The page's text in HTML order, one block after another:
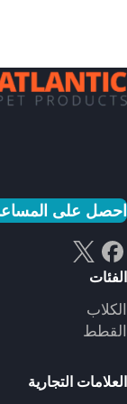
احصل على
الفئات
الكلاب
القطط
العلامات التجارية